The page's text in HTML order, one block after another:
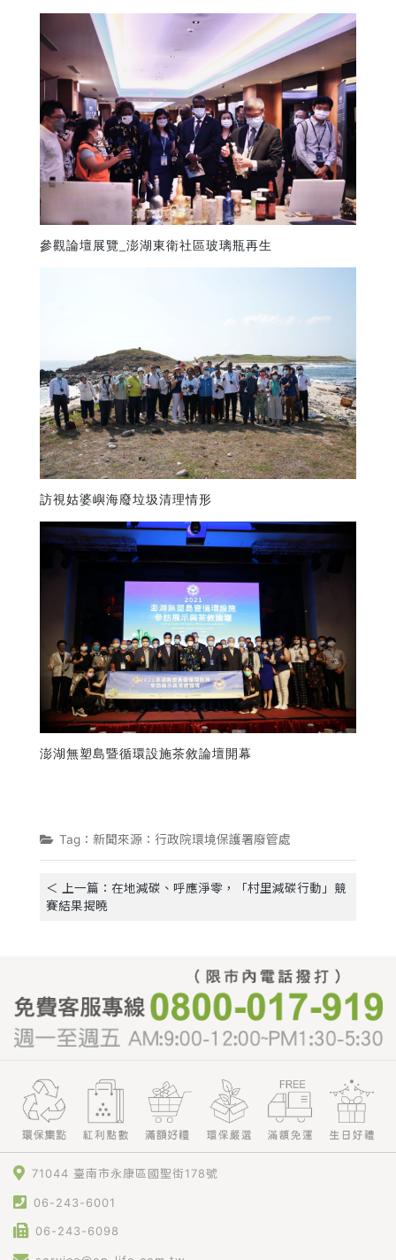
參觀論壇展覽_澎湖東衛社區玻璃瓶再生
訪視姑婆嶼海廢垃圾清理情形
澎湖無塑島暨循環設施茶敘論壇開幕
Tag：新聞來源：行政院環境保護署廢管處
＜ 上一篇：在地減碳、呼應淨零，「村里減碳行動」競
賽結果揭曉
71044 臺南市永康區國聖街178號
06-243-6001
06-243-6098